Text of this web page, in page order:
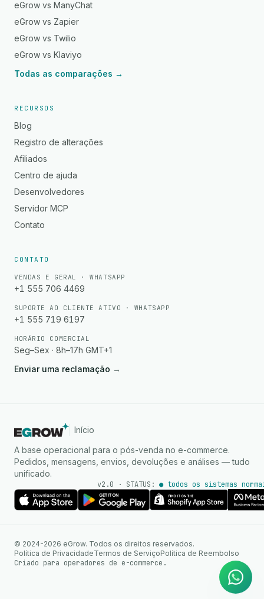
eGrow vs ManyChat
eGrow vs Zapier
eGrow vs Twilio
eGrow vs Klaviyo
Todas as comparações →
RECURSOS
Blog
Registro de alterações
Afiliados
Centro de ajuda
Desenvolvedores
Servidor MCP
Contato
CONTATO
VENDAS E GERAL · WHATSAPP
+1 555 706 4469
SUPORTE AO CLIENTE ATIVO · WHATSAPP
+1 555 719 6197
HORÁRIO COMERCIAL
Seg–Sex · 8h–17h GMT+1
Enviar uma reclamação →
Início
A base operacional para o pós-venda no e-commerce.
Pedidos, mensagens, envios, devoluções e análises — tudo
unificado.
v2.0 · STATUS: ● todos os sistemas
© 2024-2026 eGrow. Todos os direitos reservados.
Política de PrivacidadeTermos de ServiçoPolítica de Reembolso
Criado para operadores de e-commerce.
WhatsApp